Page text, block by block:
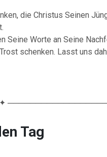
die Christus Seinen
Seine Worte an Seine
schenken. Lasst uns
Tag